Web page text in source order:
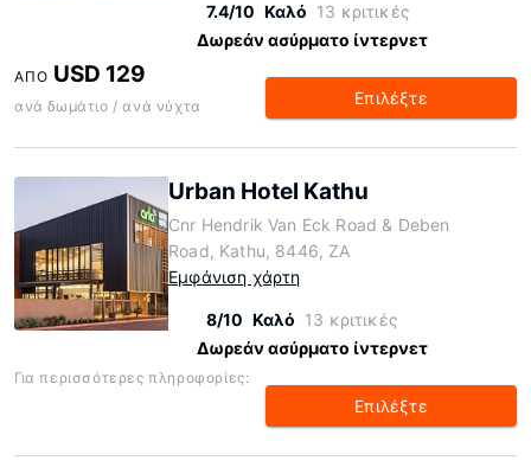
7.4/10 Καλό 13 κριτικές
Δωρεάν ασύρματο ίντερνετ
ΑΠΌ USD 129
ανά δωμάτιο / ανά νύχτα Επιλέξτε
Urban Hotel Kathu
Cnr Hendrik Van Eck Road & Deben
Road, Kathu, 8446, ZA
Εμφάνιση χάρτη
8/10 Καλό 13 κριτικές
Δωρεάν ασύρματο ίντερνετ
Για περισσότερες πληροφορίες:
Επιλέξτε